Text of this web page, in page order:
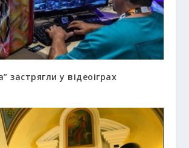
застрягли у відеоіграх